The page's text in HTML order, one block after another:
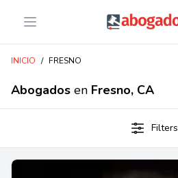
Open menu Abogadomall
INICIO / FRESNO
Abogados en Fresno, CA
Filters